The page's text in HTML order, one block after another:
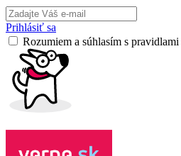
Prihlásiť sa
Rozumiem a súhlasím s pravidlami